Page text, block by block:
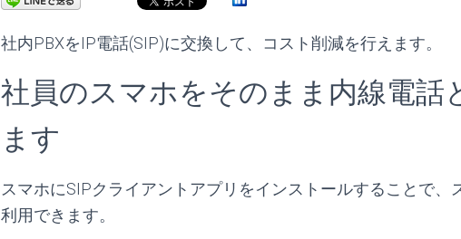
社内PBXをIP電話(SIP)に交換して、コスト削減を行えます。
社員のスマホをそのまま内線電話
ます
スマホにSIPクライアントアプリをインストールすることで、
利用できます。